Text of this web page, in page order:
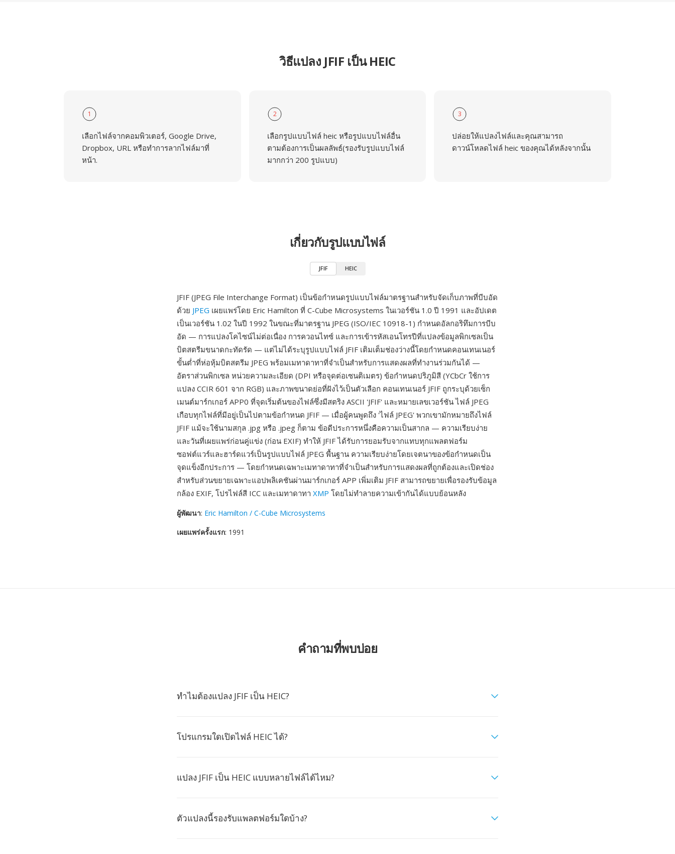
วิธีแปลง JFIF เป็น HEIC
1
เลือกไฟล์จากคอมพิวเตอร์, Google Drive,
Dropbox, URL หรือทำการลากไฟล์มาที่
หน้า.
2
เลือกรูปแบบไฟล์ heic หรือรูปแบบไฟล์อื่น
ตามต้องการเป็นผลลัพธ์(รองรับรูปแบบไฟล์
มากกว่า 200 รูปแบบ)
3
ปล่อยให้แปลงไฟล์และคุณสามารถ
ดาวน์โหลดไฟล์ heic ของคุณได้หลังจากนั้น
เกี่ยวกับรูปแบบไฟล์
JFIF HEIC
JFIF (JPEG File Interchange Format) เป็นข้อกำหนดรูปแบบไฟล์มาตรฐานสำหรับจัดเก็บภาพที่บีบอัด
ด้วย JPEG เผยแพร่โดย Eric Hamilton ที่ C-Cube Microsystems ในเวอร์ชัน 1.0 ปี 1991 และอัปเดต
เป็นเวอร์ชัน 1.02 ในปี 1992 ในขณะที่มาตรฐาน JPEG (ISO/IEC 10918-1) กำหนดอัลกอริทึมการบีบ
อัด — การแปลงโคไซน์ไม่ต่อเนื่อง การควอนไทซ์ และการเข้ารหัสเอนโทรปีที่แปลงข้อมูลพิกเซลเป็น
บิตสตรีมขนาดกะทัดรัด — แต่ไม่ได้ระบุรูปแบบไฟล์ JFIF เติมเต็มช่องว่างนี้โดยกำหนดคอนเทนเนอร์
ขั้นต่ำที่ห่อหุ้มบิตสตรีม JPEG พร้อมเมทาดาทาที่จำเป็นสำหรับการแสดงผลที่ทำงานร่วมกันได้ —
อัตราส่วนพิกเซล หน่วยความละเอียด (DPI หรือจุดต่อเซนติเมตร) ข้อกำหนดปริภูมิสี (YCbCr ใช้การ
แปลง CCIR 601 จาก RGB) และภาพขนาดย่อที่ฝังไว้เป็นตัวเลือก คอนเทนเนอร์ JFIF ถูกระบุด้วยเซ็ก
เมนต์มาร์กเกอร์ APP0 ที่จุดเริ่มต้นของไฟล์ซึ่งมีสตริง ASCII 'JFIF' และหมายเลขเวอร์ชัน ไฟล์ JPEG
เกือบทุกไฟล์ที่มีอยู่เป็นไปตามข้อกำหนด JFIF — เมื่อผู้คนพูดถึง 'ไฟล์ JPEG' พวกเขามักหมายถึงไฟล์
JFIF แม้จะใช้นามสกุล .jpg หรือ .jpeg ก็ตาม ข้อดีประการหนึ่งคือความเป็นสากล — ความเรียบง่าย
และวันที่เผยแพร่ก่อนคู่แข่ง (ก่อน EXIF) ทำให้ JFIF ได้รับการยอมรับจากแทบทุกแพลตฟอร์ม
ซอฟต์แวร์และฮาร์ดแวร์เป็นรูปแบบไฟล์ JPEG พื้นฐาน ความเรียบง่ายโดยเจตนาของข้อกำหนดเป็น
จุดแข็งอีกประการ — โดยกำหนดเฉพาะเมทาดาทาที่จำเป็นสำหรับการแสดงผลที่ถูกต้องและเปิดช่อง
สำหรับส่วนขยายเฉพาะแอปพลิเคชันผ่านมาร์กเกอร์ APP เพิ่มเติม JFIF สามารถขยายเพื่อรองรับข้อมูล
กล้อง EXIF, โปรไฟล์สี ICC และเมทาดาทา XMP โดยไม่ทำลายความเข้ากันได้แบบย้อนหลัง
ผู้พัฒนา: Eric Hamilton / C-Cube Microsystems
เผยแพร่ครั้งแรก: 1991
คำถามที่พบบ่อย
ทำไมต้องแปลง JFIF เป็น HEIC?
โปรแกรมใดเปิดไฟล์ HEIC ได้?
แปลง JFIF เป็น HEIC แบบหลายไฟล์ได้ไหม?
ตัวแปลงนี้รองรับแพลตฟอร์มใดบ้าง?